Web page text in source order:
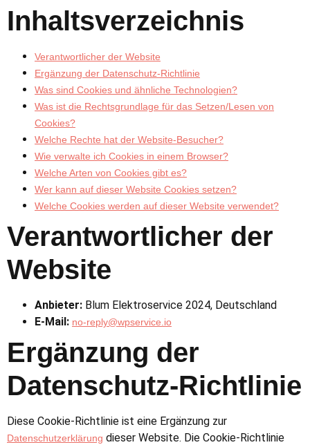
Inhaltsverzeichnis
Verantwortlicher der Website
Ergänzung der Datenschutz-Richtlinie
Was sind Cookies und ähnliche Technologien?
Was ist die Rechtsgrundlage für das Setzen/Lesen von
Cookies?
Welche Rechte hat der Website-Besucher?
Wie verwalte ich Cookies in einem Browser?
Welche Arten von Cookies gibt es?
Wer kann auf dieser Website Cookies setzen?
Welche Cookies werden auf dieser Website verwendet?
Verantwortlicher der
Website
Anbieter: Blum Elektroservice 2024, Deutschland
E-Mail: no-reply@wpservice.io
Ergänzung der
Datenschutz-Richtlinie
Diese Cookie-Richtlinie ist eine Ergänzung zur
Datenschutzerklärung dieser Website. Die Cookie-Richtlinie